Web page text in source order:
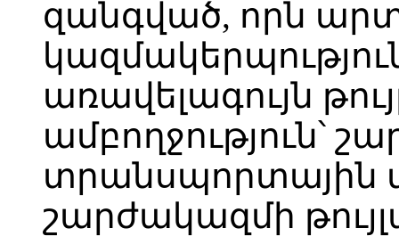
զանգված, որն
առավելագույն
ամբողջություն՝
տրանսպորտային
շարժակազմի